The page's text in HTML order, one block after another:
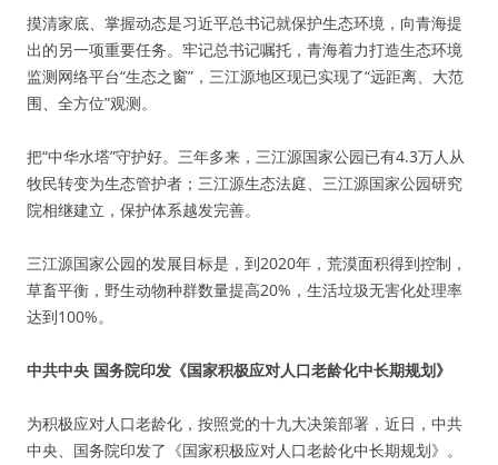
摸清家底、掌握动态是习近平总书记就保护生态环境，向青海提
出的另一项重要任务。牢记总书记嘱托，青海着力打造生态环境
监测网络平台“生态之窗”，三江源地区现已实现了“远距离、大范
围、全方位”观测。
把“中华水塔”守护好。三年多来，三江源国家公园已有4.3万人从
牧民转变为生态管护者；三江源生态法庭、三江源国家公园研究
院相继建立，保护体系越发完善。
三江源国家公园的发展目标是，到2020年，荒漠面积得到控制，
草畜平衡，野生动物种群数量提高20%，生活垃圾无害化处理率
达到100%。
中共中央 国务院印发《国家积极应对人口老龄化中长期规划》
为积极应对人口老龄化，按照党的十九大决策部署，近日，中共
中央、国务院印发了《国家积极应对人口老龄化中长期规划》。